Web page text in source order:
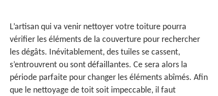
L’artisan qui va venir nettoyer votre toiture pourra
vérifier les éléments de la couverture pour rechercher
les dégâts. Inévitablement, des tuiles se cassent,
s’entrouvrent ou sont défaillantes. Ce sera alors la
période parfaite pour changer les éléments abîmés. Afin
que le nettoyage de toit soit impeccable, il faut